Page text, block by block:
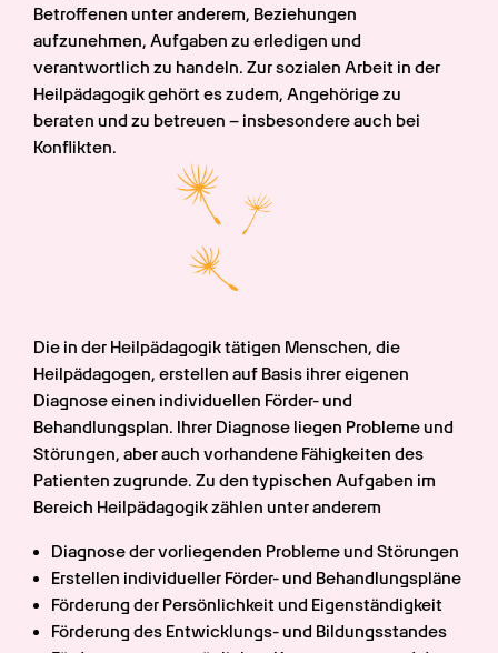
Betroffenen unter anderem, Beziehungen
aufzunehmen, Aufgaben zu erledigen und
verantwortlich zu handeln. Zur sozialen Arbeit in der
Heilpädagogik gehört es zudem, Angehörige zu
beraten und zu betreuen – insbesondere auch bei
Konflikten.
Die in der Heilpädagogik tätigen Menschen, die
Heilpädagogen, erstellen auf Basis ihrer eigenen
Diagnose einen individuellen Förder- und
Behandlungsplan. Ihrer Diagnose liegen Probleme und
Störungen, aber auch vorhandene Fähigkeiten des
Patienten zugrunde. Zu den typischen Aufgaben im
Bereich Heilpädagogik zählen unter anderem
Diagnose der vorliegenden Probleme und Störungen
Erstellen individueller Förder- und Behandlungspläne
Förderung der Persönlichkeit und Eigenständigkeit
Förderung des Entwicklungs- und Bildungsstandes